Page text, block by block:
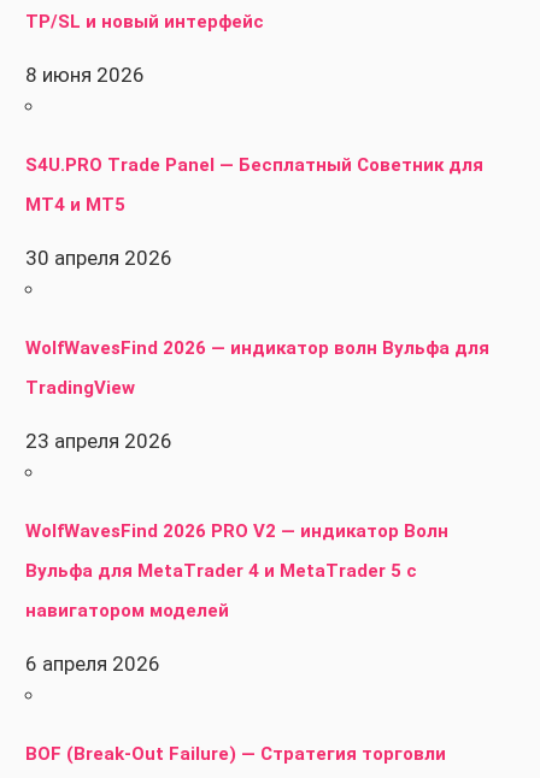
TP/SL и новый интерфейс
8 июня 2026
S4U.PRO Trade Panel — Бесплатный Советник для
MT4 и MT5
30 апреля 2026
WolfWavesFind 2026 — индикатор волн Вульфа для
TradingView
23 апреля 2026
WolfWavesFind 2026 PRO V2 — индикатор Волн
Вульфа для MetaTrader 4 и MetaTrader 5 с
навигатором моделей
6 апреля 2026
BOF (Break-Out Failure) — Стратегия торговли